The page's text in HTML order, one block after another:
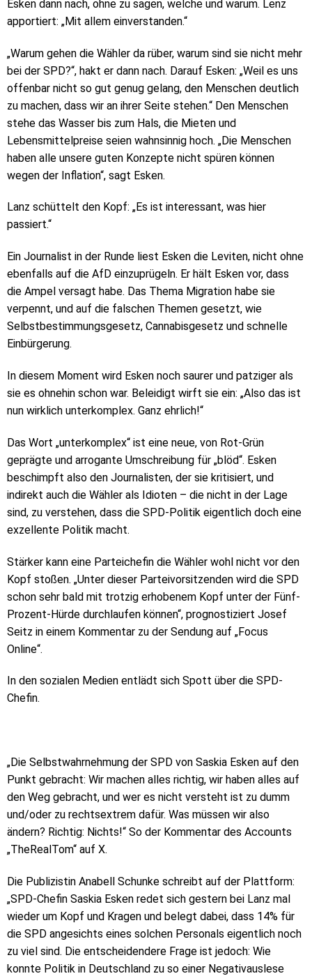
Esken dann nach, ohne zu sagen, welche und warum. Lenz
apportiert: „Mit allem einverstanden.“
„Warum gehen die Wähler da rüber, warum sind sie nicht mehr
bei der SPD?“, hakt er dann nach. Darauf Esken: „Weil es uns
offenbar nicht so gut genug gelang, den Menschen deutlich
zu machen, dass wir an ihrer Seite stehen.“ Den Menschen
stehe das Wasser bis zum Hals, die Mieten und
Lebensmittelpreise seien wahnsinnig hoch. „Die Menschen
haben alle unsere guten Konzepte nicht spüren können
wegen der Inflation“, sagt Esken.
Lanz schüttelt den Kopf: „Es ist interessant, was hier
passiert.“
Ein Journalist in der Runde liest Esken die Leviten, nicht ohne
ebenfalls auf die AfD einzuprügeln. Er hält Esken vor, dass
die Ampel versagt habe. Das Thema Migration habe sie
verpennt, und auf die falschen Themen gesetzt, wie
Selbstbestimmungsgesetz, Cannabisgesetz und schnelle
Einbürgerung.
In diesem Moment wird Esken noch saurer und patziger als
sie es ohnehin schon war. Beleidigt wirft sie ein: „Also das ist
nun wirklich unterkomplex. Ganz ehrlich!“
Das Wort „unterkomplex“ ist eine neue, von Rot-Grün
geprägte und arrogante Umschreibung für „blöd“. Esken
beschimpft also den Journalisten, der sie kritisiert, und
indirekt auch die Wähler als Idioten – die nicht in der Lage
sind, zu verstehen, dass die SPD-Politik eigentlich doch eine
exzellente Politik macht.
Stärker kann eine Parteichefin die Wähler wohl nicht vor den
Kopf stoßen. „Unter dieser Parteivorsitzenden wird die SPD
schon sehr bald mit trotzig erhobenem Kopf unter der Fünf-
Prozent-Hürde durchlaufen können“, prognostiziert Josef
Seitz in einem Kommentar zu der Sendung auf „Focus
Online“.
In den sozialen Medien entlädt sich Spott über die SPD-
Chefin.
„Die Selbstwahrnehmung der SPD von Saskia Esken auf den
Punkt gebracht: Wir machen alles richtig, wir haben alles auf
den Weg gebracht, und wer es nicht versteht ist zu dumm
und/oder zu rechtsextrem dafür. Was müssen wir also
ändern? Richtig: Nichts!“ So der Kommentar des Accounts
„TheRealTom“ auf X.
Die Publizistin Anabell Schunke schreibt auf der Plattform:
„SPD-Chefin Saskia Esken redet sich gestern bei Lanz mal
wieder um Kopf und Kragen und belegt dabei, dass 14% für
die SPD angesichts eines solchen Personals eigentlich noch
zu viel sind. Die entscheidendere Frage ist jedoch: Wie
konnte Politik in Deutschland zu so einer Negativauslese